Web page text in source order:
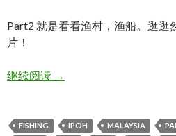
Part2 就是看看渔村，渔船。逛逛
片！
继续阅读PANTAI REMIS 一日游！
→
FISHING IPOH MALAYSIA